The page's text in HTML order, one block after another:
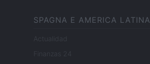
SPAGNA E AMERICA LATINA
Actualidad
Finanzas 24